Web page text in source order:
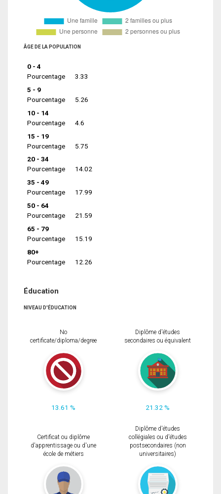
ÂGE DE LA POPULATION
0 - 4
Pourcentage
3.33
5 - 9
Pourcentage
5.26
10 - 14
Pourcentage
4.6
15 - 19
Pourcentage
5.75
20 - 34
Pourcentage
14.02
35 - 49
Pourcentage
17.99
50 - 64
Pourcentage
21.59
65 - 79
Pourcentage
15.19
80+
Pourcentage
12.26
Éducation
NIVEAU D'ÉDUCATION
No
certificate/diploma/degree
13.61 %
Diplôme d'études
secondaires ou équivalent
21.32 %
Certificat ou diplôme
d'apprentissage ou d'une
école de métiers
Diplôme d'études
collégiales ou d'études
postsecondaires (non
universitaires)